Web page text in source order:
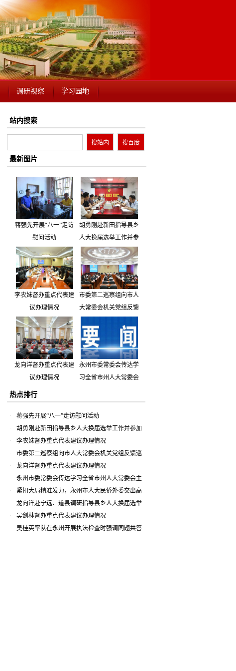
调研视察 学习园地
站内搜索
最新图片
蒋强先开展“八一”走访
慰问活动
胡勇刚赴新田指导县乡
人大换届选举工作并参
加市人大代表小组主题
活动
李农妹督办重点代表建
议办理情况
市委第二巡察组向市人
大常委会机关党组反馈
龙向洋督办重点代表建
议办理情况
永州市委常委会传达学
习全省市州人大常委会
关精神 专题听取省人
大常委会执法检查组到
永州开展大气污染防治
相关法律法规执法检查
情况汇报
热点排行
蒋强先开展“八一”走访慰问活动
胡勇刚赴新田指导县乡人大换届选举工作并参加
市人大代表小组主题活动
李农妹督办重点代表建议办理情况
市委第二巡察组向市人大常委会机关党组反馈巡
察情况
龙向洋督办重点代表建议办理情况
永州市委常委会传达学习全省市州人大常委会主
要负责同志座谈会有关精神 专题听取省人大常委会
执法检查组到永州开展大气污染防治相关法律法规
执法检查情况汇报
紧扣大局精准发力，永州市人大民侨外委交出高
质量履职答卷
龙向洋赴宁远、道县调研指导县乡人大换届选举
并督导安全生产工作
吴剑林督办重点代表建议办理情况
吴桂英率队在永州开展执法检查时强调同题共答